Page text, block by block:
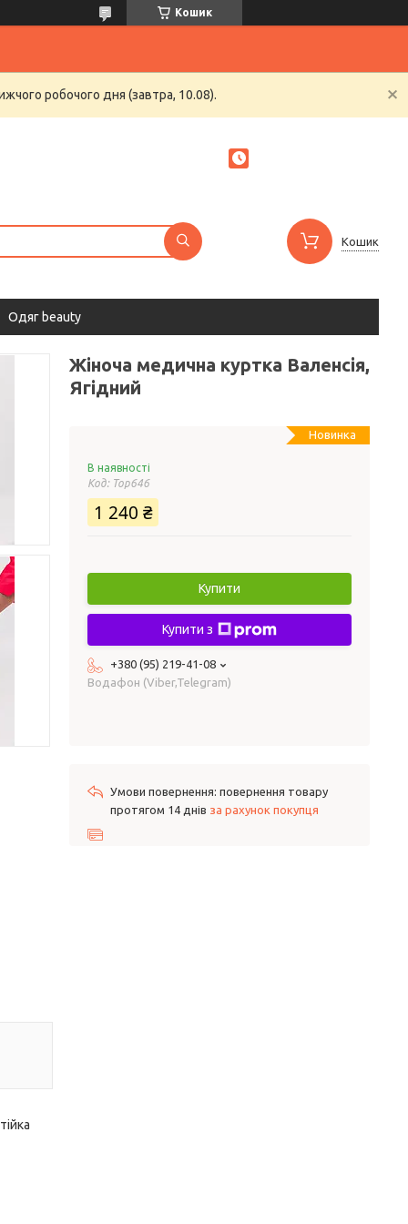
Кошик
робочого дня (завтра, 10.08).
Кошик
Одяг beauty
Жіноча медична куртка Валенсія,
Ягідний
Новинка
В наявності
Код: Top646
1 240 ₴
Купити
Купити з
+380 (95) 219-41-08
Водафон (Viber,Telegram)
повернення товару
протягом 14 днів за рахунок покупця